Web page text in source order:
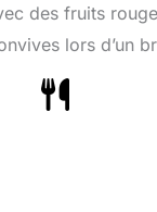
des fruits
lors d’un